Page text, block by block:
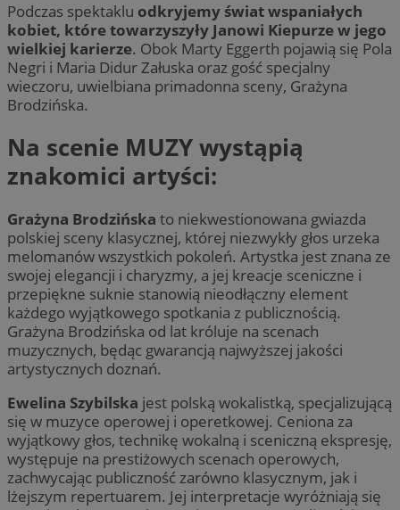
Podczas spektaklu odkryjemy świat wspaniałych
kobiet, które towarzyszyły Janowi Kiepurze w jego
wielkiej karierze. Obok Marty Eggerth pojawią się Pola
Negri i Maria Didur Załuska oraz gość specjalny
wieczoru, uwielbiana primadonna sceny, Grażyna
Brodzińska.
Na scenie MUZY wystąpią
znakomici artyści:
Grażyna Brodzińska to niekwestionowana gwiazda
polskiej sceny klasycznej, której niezwykły głos urzeka
melomanów wszystkich pokoleń. Artystka jest znana ze
swojej elegancji i charyzmy, a jej kreacje sceniczne i
przepiękne suknie stanowią nieodłączny element
każdego wyjątkowego spotkania z publicznością.
Grażyna Brodzińska od lat króluje na scenach
muzycznych, będąc gwarancją najwyższej jakości
artystycznych doznań.
Ewelina Szybilska jest polską wokalistką, specjalizującą
się w muzyce operowej i operetkowej. Ceniona za
wyjątkowy głos, technikę wokalną i sceniczną ekspresję,
występuje na prestiżowych scenach operowych,
zachwycając publiczność zarówno klasycznym, jak i
lżejszym repertuarem. Jej interpretacje wyróżniają się